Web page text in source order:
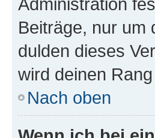
Beiträge, nur
dulden dieses
wird deinen
Nach oben